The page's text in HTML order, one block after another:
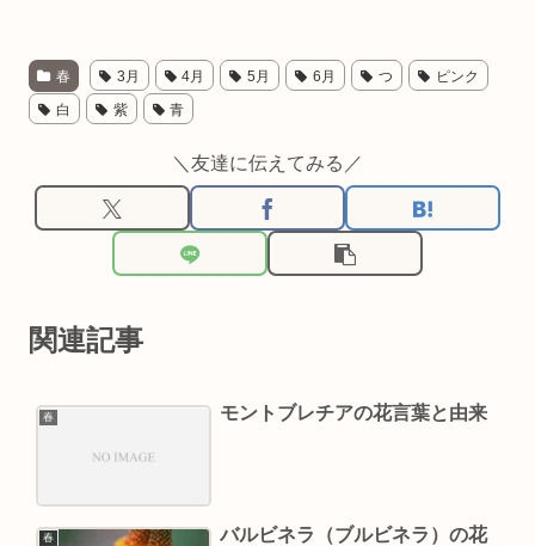
春 3月 4月 5月 6月 つ ピンク
白 紫 青
＼友達に伝えてみる／
関連記事
春 モントブレチアの花言葉と由来
春
バルビネラ（ブルビネラ）の花